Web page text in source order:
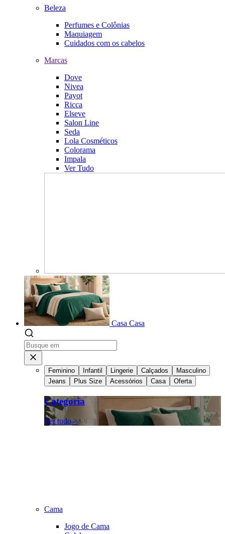
Beleza
Perfumes e Colônias
Maquiagem
Cuidados com os cabelos
Marcas
Dove
Nivea
Payot
Ricca
Elseve
Salon Line
Seda
Lola Cosméticos
Colorama
Impala
Ver Tudo
Casa Casa
Feminino Infantil Lingerie Calçados
Masculino
Jeans
Plus Size Acessórios Casa Oferta
Categoria
Ver tudo >
Cama
Jogo de Cama